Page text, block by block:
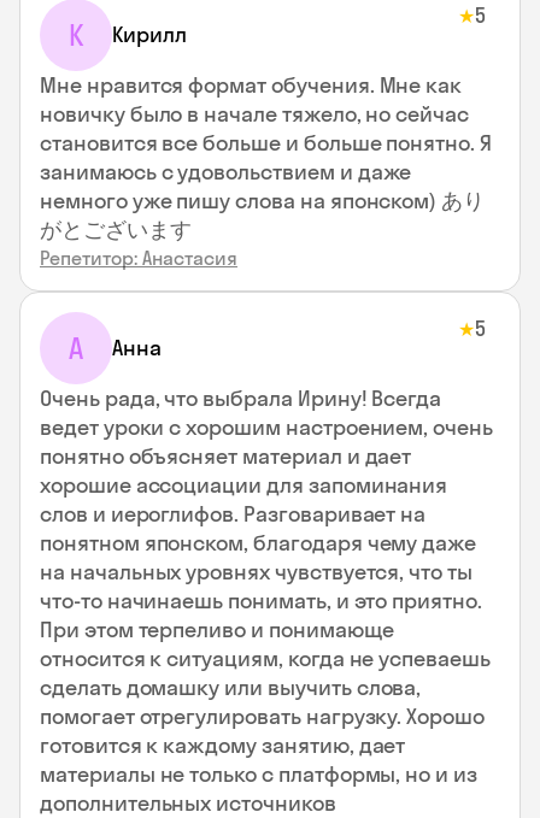
К Кирилл
★5
Мне нравится формат обучения. Мне как
новичку было в начале тяжело, но сейчас
становится все больше и больше понятно. Я
занимаюсь с удовольствием и даже
немного уже пишу слова на японском) あり
がとございます
Репетитор: Анастасия
А Анна
★5
Очень рада, что выбрала Ирину! Всегда
ведет уроки с хорошим настроением, очень
понятно объясняет материал и дает
хорошие ассоциации для запоминания
слов и иероглифов. Разговаривает на
понятном японском, благодаря чему даже
на начальных уровнях чувствуется, что ты
что-то начинаешь понимать, и это приятно.
При этом терпеливо и понимающе
относится к ситуациям, когда не успеваешь
сделать домашку или выучить слова,
помогает отрегулировать нагрузку. Хорошо
готовится к каждому занятию, дает
материалы не только с платформы, но и из
дополнительных источников